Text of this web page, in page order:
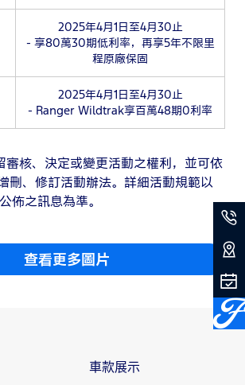
2025年4月1日至4月30止
- 享80萬30期低利率，再享5年不限里
程原廠保固
2025年4月1日至4月30止
- Ranger Wildtrak享百萬48期0利率
核、決定或變更活動之權利，並可依
刪、修訂活動辦法。詳細活動規範以
佈之訊息為準。
查看更多圖片
車款展示